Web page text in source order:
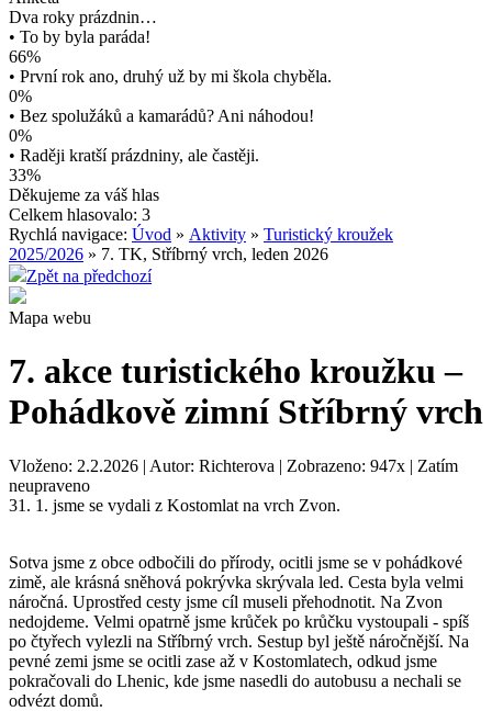
Dva roky prázdnin…
• To by byla paráda!
66%
• První rok ano, druhý už by mi škola chyběla.
0%
• Bez spolužáků a kamarádů? Ani náhodou!
0%
• Raději kratší prázdniny, ale častěji.
33%
Děkujeme za váš hlas
Celkem hlasovalo: 3
Rychlá navigace: Úvod » Aktivity » Turistický kroužek
2025/2026 » 7. TK, Stříbrný vrch, leden 2026
Zpět na předchozí
Mapa webu
7. akce turistického kroužku –
Pohádkově zimní Stříbrný vrch
Vloženo: 2.2.2026 | Autor: Richterova | Zobrazeno: 947x | Zatím
neupraveno
31. 1. jsme se vydali z Kostomlat na vrch Zvon.
Sotva jsme z obce odbočili do přírody, ocitli jsme se v pohádkové
zimě, ale krásná sněhová pokrývka skrývala led. Cesta byla velmi
náročná. Uprostřed cesty jsme cíl museli přehodnotit. Na Zvon
nedojdeme. Velmi opatrně jsme krůček po krůčku vystoupali - spíš
po čtyřech vylezli na Stříbrný vrch. Sestup byl ještě náročnější. Na
pevné zemi jsme se ocitli zase až v Kostomlatech, odkud jsme
pokračovali do Lhenic, kde jsme nasedli do autobusu a nechali se
odvézt domů.